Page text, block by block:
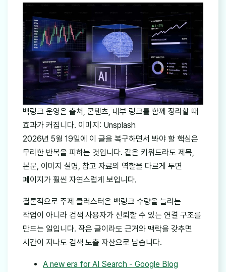
백링크 운영은 출처, 콘텐츠, 내부 링크를 함께 정리할 때
효과가 커집니다. 이미지: Unsplash
2026년 5월 19일에 이 글을 복구하면서 봐야 할 핵심은
무리한 반복을 피하는 것입니다. 같은 키워드라도 제목,
본문, 이미지 설명, 참고 자료의 역할을 다르게 두면
페이지가 훨씬 자연스럽게 보입니다.
결론적으로 주제 클러스터은 백링크 수량을 늘리는
작업이 아니라 검색 사용자가 신뢰할 수 있는 연결 구조를
만드는 일입니다. 작은 글이라도 근거와 맥락을 갖추면
시간이 지나도 검색 노출 자산으로 남습니다.
A new era for AI Search - Google Blog